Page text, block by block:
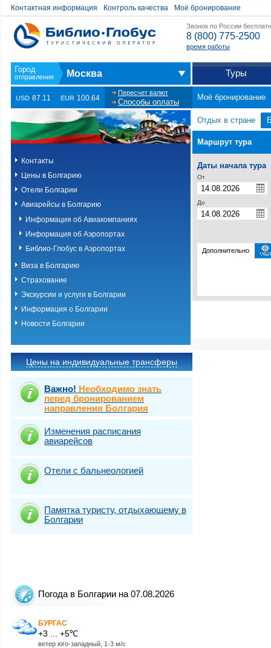
Контактная информация Контроль качества Моё бронирование
Звонок по России
8 (800) 775-2500
время работы
Москва Туры
USD 87.11 EUR 100.64
Пересчет валют
Способы оплаты
Моё бронирование
Контакты
Цены в Болгарию
Отели Болгарии
Авиарейсы в Болгарию
Информация об Авиакомпаниях
Информация об Аэропортах
Библио-Глобус в Аэропортах
Виза в Болгарию
Страхование
Экскурсии и услуги в Болгарии
Информация о Болгарии
Новости Болгарии
Цены на индивидуальные трансферы
Важно! Необходимо знать
перед бронированием
направления Болгария
Изменения расписания
авиарейсов
Отели с бальнеологией
Памятка туристу, отдыхающему в
Болгарии
Погода в Болгарии на 07.08.2026
БУРГАС
+3 ... +5℃
ветер юго-западный, 1-3 м/с
Отдых в стране
Маршрут тура
Даты начала тура
От
До
Дополнительно
Виза